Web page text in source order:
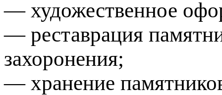
— художественное
— реставрация
захоронения;
— хранение